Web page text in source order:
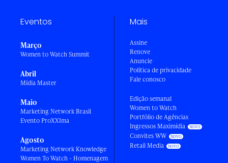
Eventos
Março
Women to Watch Summit
Abril
Mídia Master
Maio
Marketing Network Brasil
Evento ProXXIma
Agosto
Marketing Network Knowledge
Women To Watch - Homenagem
Mais
Assine
Renove
Anuncie
Política de privacidade
Fale conosco
Edição semanal
Women to Watch
Portfólio de Agências
Ingressos Maximídia
Convites WW
Retail Media